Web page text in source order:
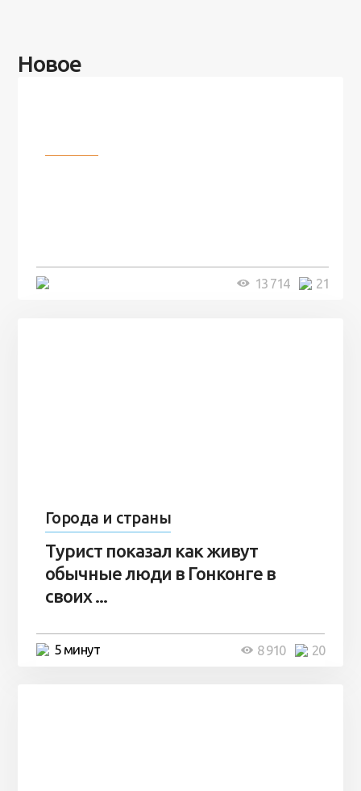
Новое
21
13 714
Города и страны
Турист показал как живут
обычные люди в Гонконге в
своих ...
5 минут 20
8 910